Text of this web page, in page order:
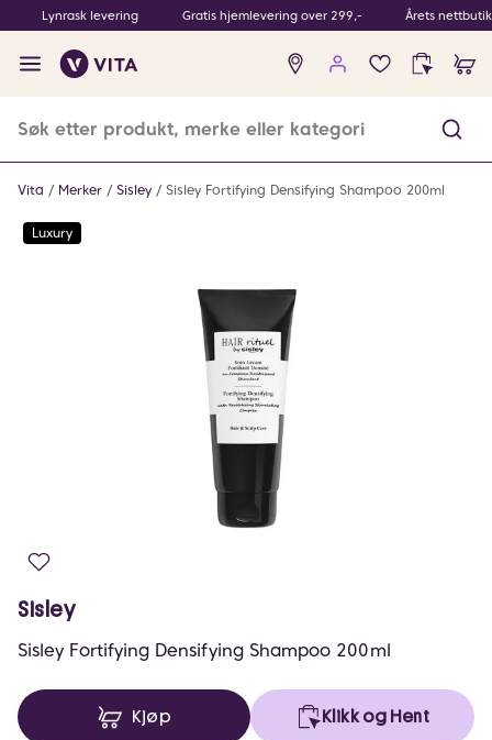
Lynrask levering Gratis hjemlevering over 299,- Årets
Ingen
produkter
Vita Merker Sisley Sisley Fortifying Densifying Shampoo 200ml
Luxury
Sisley
Sisley Fortifying Densifying Shampoo 200ml
Kjøp Klikk og Hent